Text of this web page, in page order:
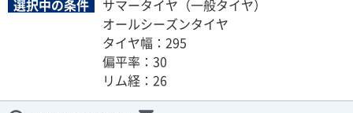
選択中の条件
サマータイヤ（一般タイヤ）
オールシーズンタイヤ
タイヤ幅：295
偏平率：30
リム経：26